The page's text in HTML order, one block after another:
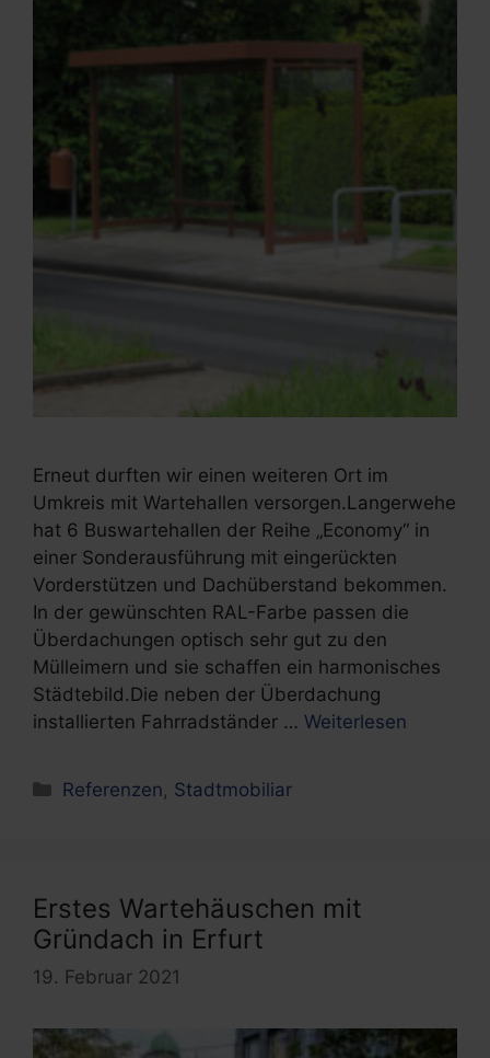
Erneut durften wir einen weiteren Ort im
Umkreis mit Wartehallen versorgen.Langerwehe
hat 6 Buswartehallen der Reihe „Economy“ in
einer Sonderausführung mit eingerückten
Vorderstützen und Dachüberstand bekommen.
In der gewünschten RAL-Farbe passen die
Überdachungen optisch sehr gut zu den
Mülleimern und sie schaffen ein harmonisches
Städtebild.Die neben der Überdachung
installierten Fahrradständer … Weiterlesen
Kategorien
Referenzen, Stadtmobiliar
Erstes Wartehäuschen mit
Gründach in Erfurt
19. Februar 2021